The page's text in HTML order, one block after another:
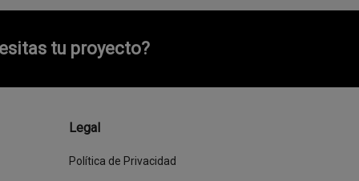
tu proyecto?
Legal
Política de Privacidad